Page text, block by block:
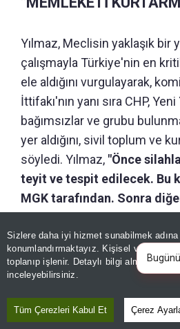
Sizlere daha iyi hizmet sunabilmek
konumlandırmaktayız. Kişisel
toplanıp işlenir. Detaylı bilgi almak için
inceleyebilirsiniz.
Tüm Çerezleri Kabul Et Çerez
Yılmaz, Meclisin yaklaşık bir
çalışmayla Türkiye'nin en
ele aldığını vurgulayarak,
İttifakı'nın yanı sıra CHP,
bağımsızlar ve grubu
yer aldığını, sivil toplum ve
söyledi. Yılmaz, "Önce
teyit ve tespit edilecek. Bu
MGK tarafından. Sonra
devreye girmiş olacak."diye
Yılmaz,Terör Örgütü
Öcalan ile ilgili bir konunun
"Bizim artık sonuç almamız
ve